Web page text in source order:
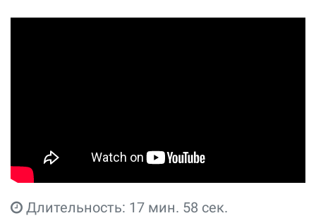
Длительность: 17 мин. 58 сек.